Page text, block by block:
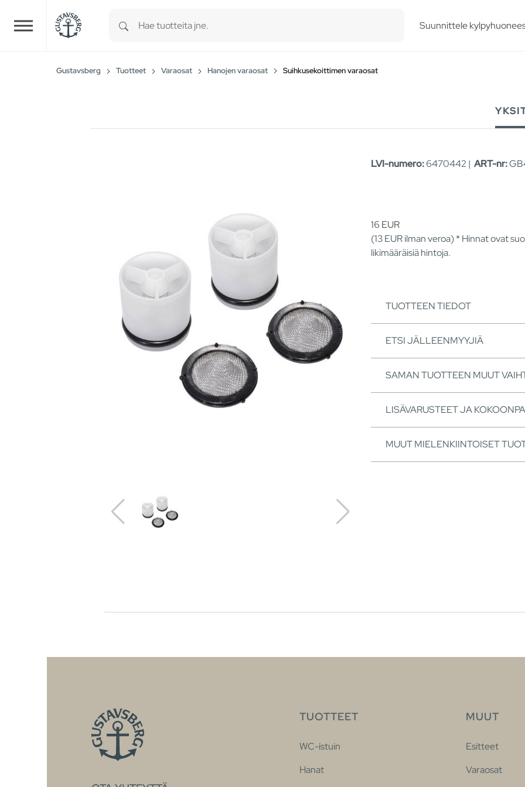
Skip to main content Suunnittele
Gustavsberg Tuotteet Varaosat Hanojen varaosat Suihkusekoittimen varaosat
LVI-numero:6470442 | ART-nr:
16 EUR
(13EURilman veroa) * Hinnat ovat
likimääräisiä hintoja.
TUOTTEEN TIEDOT
ETSI JÄLLEENMYYJIÄ
SAMAN TUOTTEEN MUUT
LISÄVARUSTEET JA
MUUT MIELENKIINTOISET
TUOTTEET
WC-istuin
Hanat
MUUT
Esitteet
Varaosat